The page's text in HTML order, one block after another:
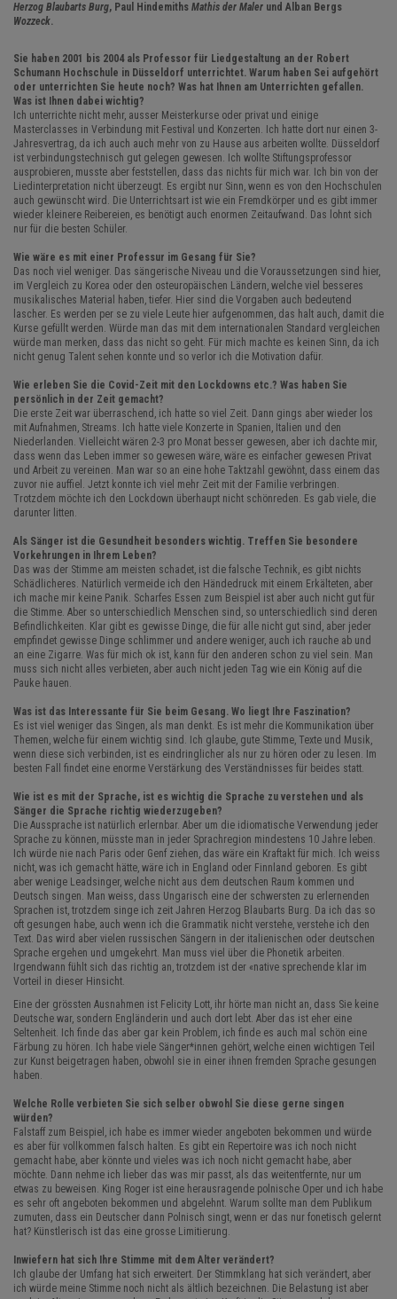
Herzog Blaubarts Burg, Paul Hindemiths Mathis der Maler und Alban Bergs
Wozzeck.
Sie haben 2001 bis 2004 als Professor für Liedgestaltung an der Robert
Schumann Hochschule in Düsseldorf unterrichtet. Warum haben Sei aufgehört
oder unterrichten Sie heute noch? Was hat Ihnen am Unterrichten gefallen.
Was ist Ihnen dabei wichtig?
Ich unterrichte nicht mehr, ausser Meisterkurse oder privat und einige
Masterclasses in Verbindung mit Festival und Konzerten. Ich hatte dort nur einen 3-
Jahresvertrag, da ich auch auch mehr von zu Hause aus arbeiten wollte. Düsseldorf
ist verbindungstechnisch gut gelegen gewesen. Ich wollte Stiftungsprofessor
ausprobieren, musste aber feststellen, dass das nichts für mich war. Ich bin von der
Liedinterpretation nicht überzeugt. Es ergibt nur Sinn, wenn es von den Hochschulen
auch gewünscht wird. Die Unterrichtsart ist wie ein Fremdkörper und es gibt immer
wieder kleinere Reibereien, es benötigt auch enormen Zeitaufwand. Das lohnt sich
nur für die besten Schüler.
Wie wäre es mit einer Professur im Gesang für Sie?
Das noch viel weniger. Das sängerische Niveau und die Voraussetzungen sind hier,
im Vergleich zu Korea oder den osteuropäischen Ländern, welche viel besseres
musikalisches Material haben, tiefer. Hier sind die Vorgaben auch bedeutend
lascher. Es werden per se zu viele Leute hier aufgenommen, das halt auch, damit die
Kurse gefüllt werden. Würde man das mit dem internationalen Standard vergleichen
würde man merken, dass das nicht so geht. Für mich machte es keinen Sinn, da ich
nicht genug Talent sehen konnte und so verlor ich die Motivation dafür.
Wie erleben Sie die Covid-Zeit mit den Lockdowns etc.? Was haben Sie
persönlich in der Zeit gemacht?
Die erste Zeit war überraschend, ich hatte so viel Zeit. Dann gings aber wieder los
mit Aufnahmen, Streams. Ich hatte viele Konzerte in Spanien, Italien und den
Niederlanden. Vielleicht wären 2-3 pro Monat besser gewesen, aber ich dachte mir,
dass wenn das Leben immer so gewesen wäre, wäre es einfacher gewesen Privat
und Arbeit zu vereinen. Man war so an eine hohe Taktzahl gewöhnt, dass einem das
zuvor nie auffiel. Jetzt konnte ich viel mehr Zeit mit der Familie verbringen.
Trotzdem möchte ich den Lockdown überhaupt nicht schönreden. Es gab viele, die
darunter litten.
Als Sänger ist die Gesundheit besonders wichtig. Treffen Sie besondere
Vorkehrungen in Ihrem Leben?
Das was der Stimme am meisten schadet, ist die falsche Technik, es gibt nichts
Schädlicheres. Natürlich vermeide ich den Händedruck mit einem Erkälteten, aber
ich mache mir keine Panik. Scharfes Essen zum Beispiel ist aber auch nicht gut für
die Stimme. Aber so unterschiedlich Menschen sind, so unterschiedlich sind deren
Befindlichkeiten. Klar gibt es gewisse Dinge, die für alle nicht gut sind, aber jeder
empfindet gewisse Dinge schlimmer und andere weniger, auch ich rauche ab und
an eine Zigarre. Was für mich ok ist, kann für den anderen schon zu viel sein. Man
muss sich nicht alles verbieten, aber auch nicht jeden Tag wie ein König auf die
Pauke hauen.
Was ist das Interessante für Sie beim Gesang. Wo liegt Ihre Faszination?
Es ist viel weniger das Singen, als man denkt. Es ist mehr die Kommunikation über
Themen, welche für einem wichtig sind. Ich glaube, gute Stimme, Texte und Musik,
wenn diese sich verbinden, ist es eindringlicher als nur zu hören oder zu lesen. Im
besten Fall findet eine enorme Verstärkung des Verständnisses für beides statt.
Wie ist es mit der Sprache, ist es wichtig die Sprache zu verstehen und als
Sänger die Sprache richtig wiederzugeben?
Die Aussprache ist natürlich erlernbar. Aber um die idiomatische Verwendung jeder
Sprache zu können, müsste man in jeder Sprachregion mindestens 10 Jahre leben.
Ich würde nie nach Paris oder Genf ziehen, das wäre ein Kraftakt für mich. Ich weiss
nicht, was ich gemacht hätte, wäre ich in England oder Finnland geboren. Es gibt
aber wenige Leadsinger, welche nicht aus dem deutschen Raum kommen und
Deutsch singen. Man weiss, dass Ungarisch eine der schwersten zu erlernenden
Sprachen ist, trotzdem singe ich zeit Jahren Herzog Blaubarts Burg. Da ich das so
oft gesungen habe, auch wenn ich die Grammatik nicht verstehe, verstehe ich den
Text. Das wird aber vielen russischen Sängern in der italienischen oder deutschen
Sprache ergehen und umgekehrt. Man muss viel über die Phonetik arbeiten.
Irgendwann fühlt sich das richtig an, trotzdem ist der «native sprechende klar im
Vorteil in dieser Hinsicht.
Eine der grössten Ausnahmen ist Felicity Lott, ihr hörte man nicht an, dass Sie keine
Deutsche war, sondern Engländerin und auch dort lebt. Aber das ist eher eine
Seltenheit. Ich finde das aber gar kein Problem, ich finde es auch mal schön eine
Färbung zu hören. Ich habe viele Sänger*innen gehört, welche einen wichtigen Teil
zur Kunst beigetragen haben, obwohl sie in einer ihnen fremden Sprache gesungen
haben.
Welche Rolle verbieten Sie sich selber obwohl Sie diese gerne singen
würden?
Falstaff zum Beispiel, ich habe es immer wieder angeboten bekommen und würde
es aber für vollkommen falsch halten. Es gibt ein Repertoire was ich noch nicht
gemacht habe, aber könnte und vieles was ich noch nicht gemacht habe, aber
möchte. Dann nehme ich lieber das was mir passt, als das weitentfernte, nur um
etwas zu beweisen. King Roger ist eine herausragende polnische Oper und ich habe
es sehr oft angeboten bekommen und abgelehnt. Warum sollte man dem Publikum
zumuten, dass ein Deutscher dann Polnisch singt, wenn er das nur fonetisch gelernt
hat? Künstlerisch ist das eine grosse Limitierung.
Inwiefern hat sich Ihre Stimme mit dem Alter verändert?
Ich glaube der Umfang hat sich erweitert. Der Stimmklang hat sich verändert, aber
ich würde meine Stimme noch nicht als ältlich bezeichnen. Die Belastung ist aber